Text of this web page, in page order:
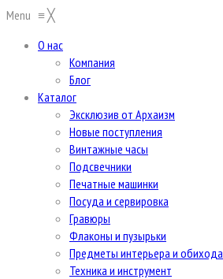
Menu ≡╳
О нас
Компания
Блог
Каталог
Эксклюзив от Архаизм
Новые поступления
Винтажные часы
Подсвечники
Печатные машинки
Посуда и сервировка
Гравюры
Флаконы и пузырьки
Предметы интерьера и обихода
Техника и инструмент